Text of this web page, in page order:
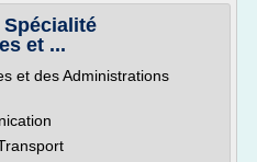
Spécialité
et ...
et des Administrations